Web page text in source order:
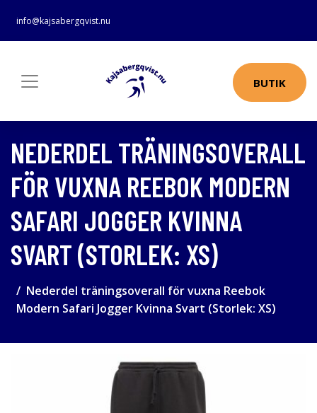
info@kajsabergqvist.nu
BUTIK
NEDERDEL TRÄNINGSOVERALL
FÖR VUXNA REEBOK MODERN
SAFARI JOGGER KVINNA
SVART (STORLEK: XS)
Nederdel träningsoverall för vuxna Reebok
Modern Safari Jogger Kvinna Svart (Storlek: XS)